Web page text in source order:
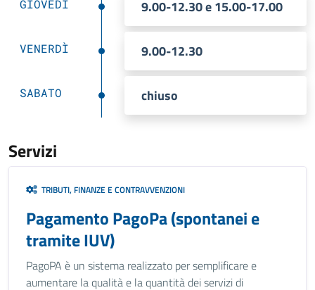
GIOVEDÌ 9.00-12.30 e 15.00-17.00
VENERDÌ 9.00-12.30
SABATO chiuso
Servizi
TRIBUTI, FINANZE E CONTRAVVENZIONI
Pagamento PagoPa (spontanei e
tramite IUV)
PagoPA è un sistema realizzato per semplificare e
aumentare la qualità e la quantità dei servizi di